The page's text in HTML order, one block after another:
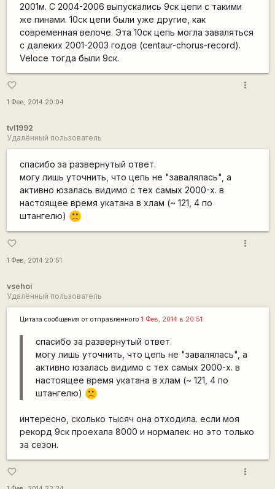
2001м. С 2004-2006 выпускались 9ск цепи с такими
же пинами. 10ск цепи были уже другие, как
современная велоче. Эта 10ск цепь могла заваляться
с далеких 2001-2003 годов (centaur-chorus-record).
Veloce тогда были 9ск.
favorite_border
1 Фев, 2014 20:04
more_vert
tvl1992
Удалённый пользователь
спасибо за развернутый ответ.
могу лишь уточнить, что цепь не "завалялась", а
активно юзалась видимо с тех самых 2000-х. в
настоящее время укатана в хлам (~ 121, 4 по
штангелю)
:(
favorite_border
1 Фев, 2014 20:51
more_vert
vsehoi
Удалённый пользователь
Цитата сообщения от отправленного 1 Фев, 2014 в 20:51
спасибо за развернутый ответ.
могу лишь уточнить, что цепь не "завалялась", а
активно юзалась видимо с тех самых 2000-х. в
настоящее время укатана в хлам (~ 121, 4 по
штангелю)
:(
интересно, сколько тысяч она отходила. если моя
рекорд 9ск проехала 8000 и нормалек. но это только
за сезон.
favorite_border more_vert